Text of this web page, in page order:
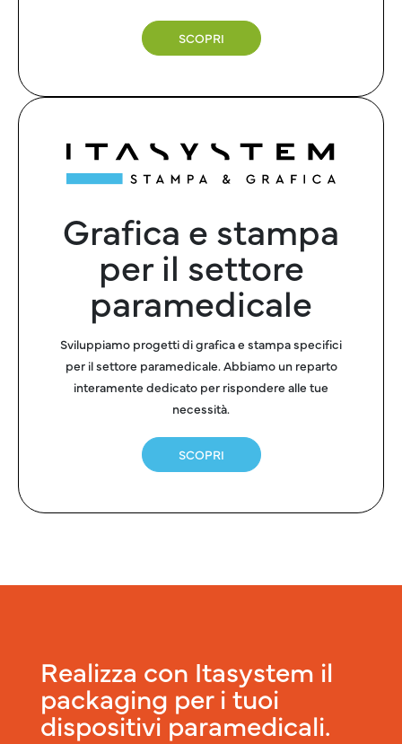
SCOPRI
Grafica e stampa
per il settore
paramedicale
Sviluppiamo progetti di grafica e stampa specifici
per il settore paramedicale. Abbiamo un reparto
interamente dedicato per rispondere alle tue
necessità.
SCOPRI
Realizza con Itasystem il
packaging per i tuoi
dispositivi paramedicali.